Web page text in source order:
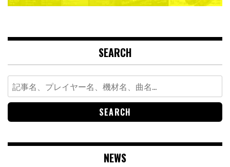
SEARCH
Search
for:
NEWS